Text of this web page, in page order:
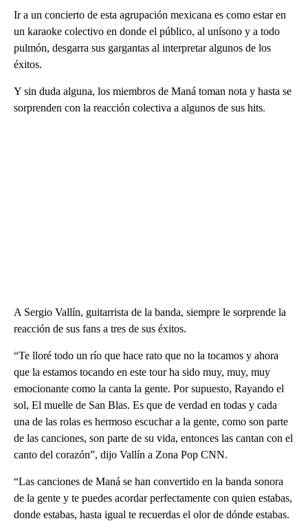
Ir a un concierto de esta agrupación mexicana es como estar en
un karaoke colectivo en donde el público, al unísono y a todo
pulmón, desgarra sus gargantas al interpretar algunos de los
éxitos.
Y sin duda alguna, los miembros de Maná toman nota y hasta se
sorprenden con la reacción colectiva a algunos de sus hits.
A Sergio Vallín, guitarrista de la banda, siempre le sorprende la
reacción de sus fans a tres de sus éxitos.
“Te lloré todo un río que hace rato que no la tocamos y ahora
que la estamos tocando en este tour ha sido muy, muy, muy
emocionante como la canta la gente. Por supuesto, Rayando el
sol, El muelle de San Blas. Es que de verdad en todas y cada
una de las rolas es hermoso escuchar a la gente, como son parte
de las canciones, son parte de su vida, entonces las cantan con el
canto del corazón”, dijo Vallín a Zona Pop CNN.
“Las canciones de Maná se han convertido en la banda sonora
de la gente y te puedes acordar perfectamente con quien estabas,
donde estabas, hasta igual te recuerdas el olor de dónde estabas.